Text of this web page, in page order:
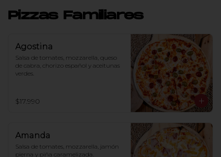
Pizzas Familiares
Agostina
Salsa de tomates, mozzarella, queso
de cabra, chorizo español y aceitunas
verdes.
$17.990
Amanda
Salsa de tomates, mozzarella, jamón
pierna y piña caramelizada.